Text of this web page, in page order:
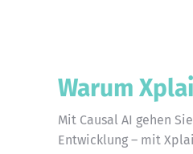
Warum
Mit Causal AI gehen
Entwicklung – mit